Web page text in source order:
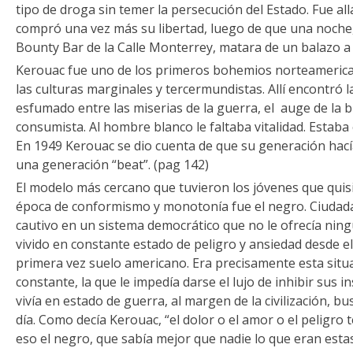
tipo de droga sin temer la persecución del Estado. Fue
compró una vez más su libertad, luego de que una
Bounty Bar de la Calle Monterrey, matara de un balazo a
Kerouac fue uno de los primeros bohemios
las culturas marginales y tercermundistas. Allí encontró
esfumado entre las miserias de la guerra, el auge de la
consumista. Al hombre blanco le faltaba vitalidad.
En 1949 Kerouac se dio cuenta de que su generación
una generación “beat”. (pag 142)
El modelo más cercano que tuvieron los jóvenes que
época de conformismo y monotonía fue el negro.
cautivo en un sistema democrático que no le ofrecía
vivido en constante estado de peligro y ansiedad desde
primera vez suelo americano. Era precisamente esta
constante, la que le impedía darse el lujo de inhibir sus
vivía en estado de guerra, al margen de la civilización,
día. Como decía Kerouac, “el dolor o el amor o el peligro
eso el negro, que sabía mejor que nadie lo que eran